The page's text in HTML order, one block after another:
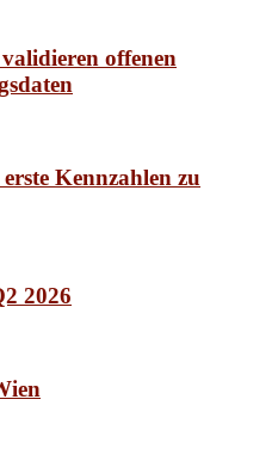
offenen
Kennzahlen zu
2026